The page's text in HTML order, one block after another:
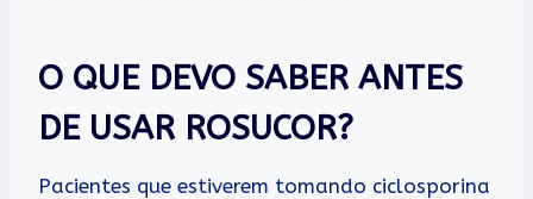
O QUE DEVO SABER ANTES
DE USAR ROSUCOR?
Pacientes que estiverem tomando ciclosporina